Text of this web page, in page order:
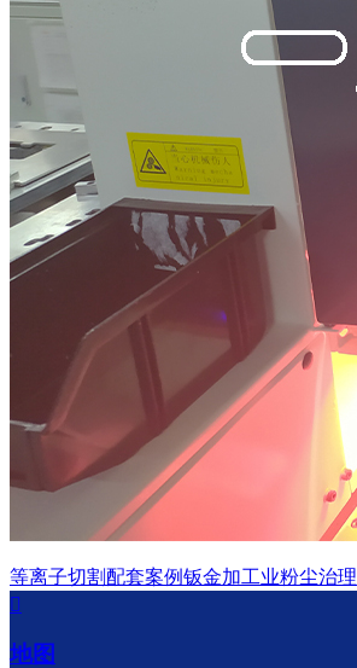
等离子切割配套案例钣金加工业粉尘治理

地图